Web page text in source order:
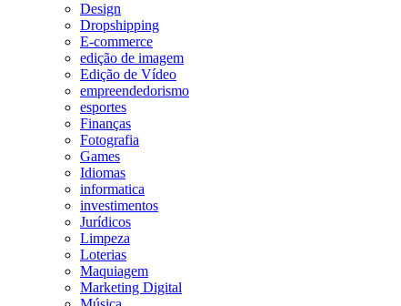
Design
Dropshipping
E-commerce
edição de imagem
Edição de Vídeo
empreendedorismo
esportes
Finanças
Fotografia
Games
Idiomas
informatica
investimentos
Jurídicos
Limpeza
Loterias
Maquiagem
Marketing Digital